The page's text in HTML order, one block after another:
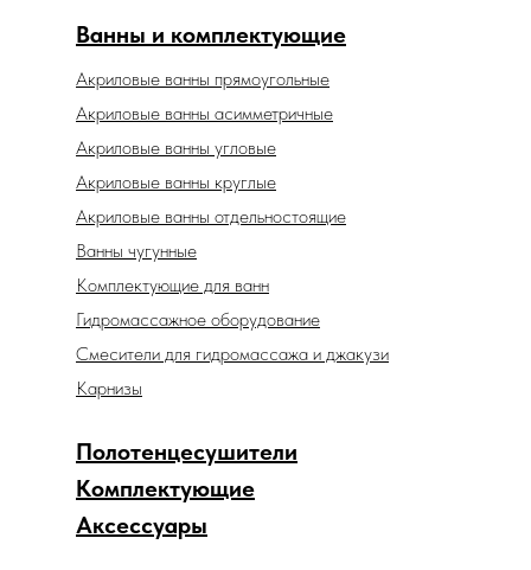
Ванны и комплектующие
Акриловые ванны прямоугольные
Аксессуары
Комплектующие
Акриловые ванны отдельностоящие
Акриловые ванны асимметричные
Акриловые ванны угловые
Акриловые ванны круглые
Ванны чугунные
Комплектующие для ванн
Гидромассажное оборудование
Смесители для гидромассажа и джакузи
Карнизы
Полотенцесушители